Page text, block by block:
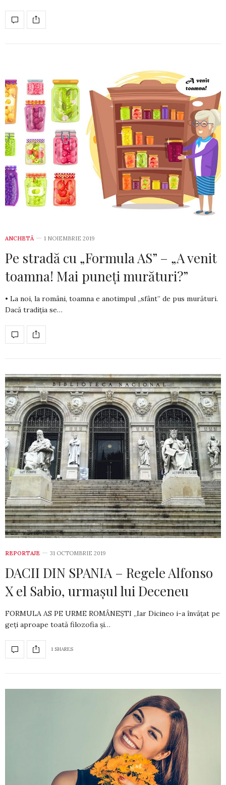
ANCHETĂ 1 NOIEMBRIE 2019
Pe stradă cu „Formula AS” – „A venit
toamna! Mai puneți murături?”
• La noi, la români, toamna e anotimpul „sfânt” de pus murături.
Dacă tradiția se…
REPORTAJE 31 OCTOMBRIE 2019
DACII DIN SPANIA – Regele Alfonso
X el Sabio, urmașul lui Deceneu
FORMULA AS PE URME ROMÂNEȘTI „Iar Dicineo i-a învățat pe
geți aproape toată filozofia și…
1 SHARES